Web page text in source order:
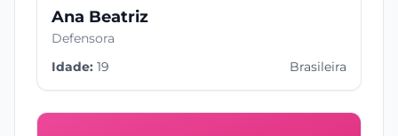
Ana Beatriz
Defensora
Idade: 19 Brasileira